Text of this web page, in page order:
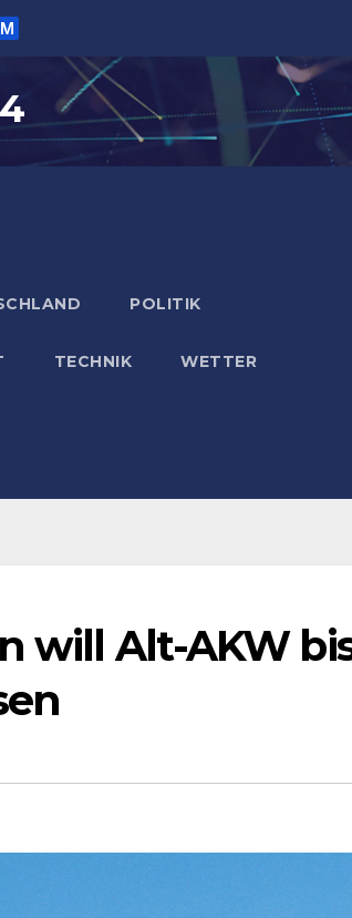
POLITIK
TECHNIK WETTER
will Alt-AKW